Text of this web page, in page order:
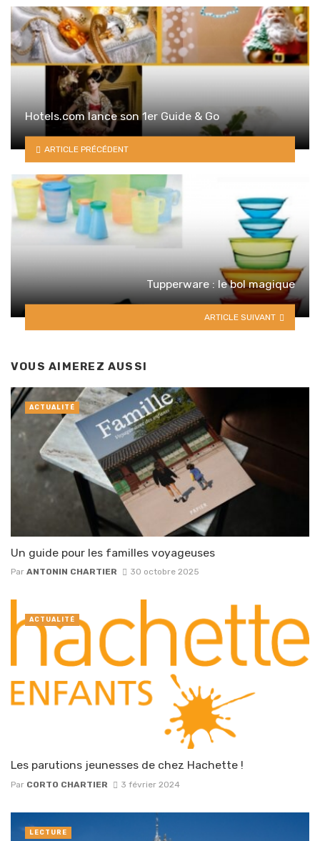
Hotels.com lance son 1er Guide & Go
ARTICLE PRÉCÉDENT
Tupperware : le bol magique
ARTICLE SUIVANT
VOUS AIMEREZ AUSSI
Un guide pour les familles voyageuses
Par ANTONIN CHARTIER 30 octobre 2025
ACTUALITÉ
Les parutions jeunesses de chez Hachette !
Par CORTO CHARTIER 3 février 2024
ACTUALITÉ
LECTURE